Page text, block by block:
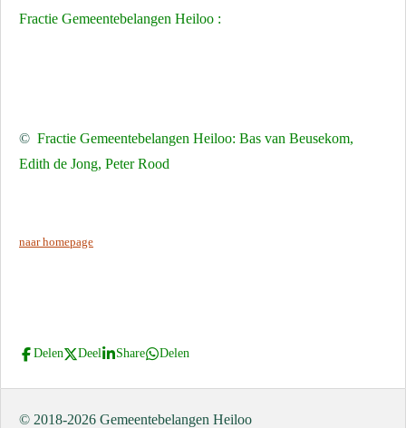
Fractie Gemeentebelangen Heiloo :
© Fractie Gemeentebelangen Heiloo: Bas van Beusekom,
Edith de Jong, Peter Rood
naar homepage
Delen Deel Share Delen
© 2018-2026 Gemeentebelangen Heiloo